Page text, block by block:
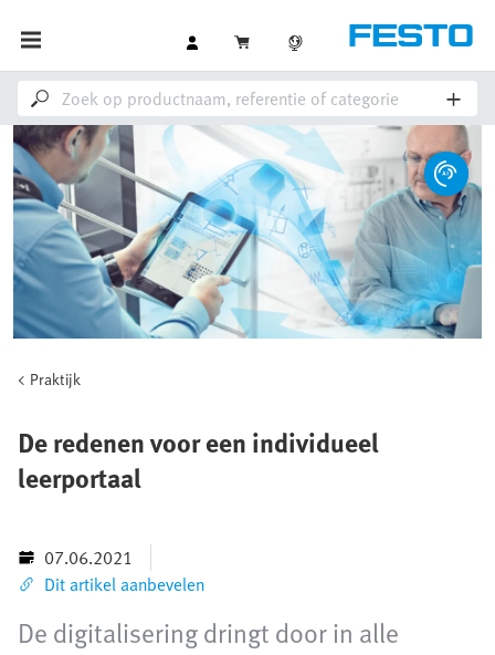
Praktijk
De redenen voor een individueel
leerportaal
07.06.2021
Dit artikel aanbevelen
De digitalisering dringt door in alle